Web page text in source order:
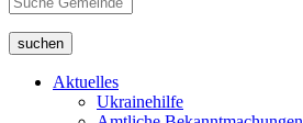
suchen
Aktuelles
Ukrainehilfe